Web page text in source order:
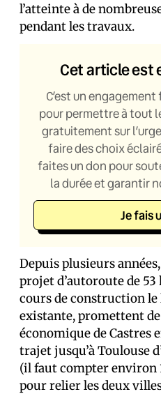
l’atteinte à de
pendant les travaux.
Cet article est
C’est un
pour permettre à tout
gratuitement sur
faire des choix
faites un don pour
la durée et garantir
Je fais
Depuis plusieurs
projet d’autoroute de
cours de construction le
existante, promettent
économique de Castres
trajet jusqu’à Toulouse
(il faut compter environ
pour relier les deux